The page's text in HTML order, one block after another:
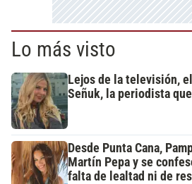
Lo más visto
Lejos de la televisión,
Señuk, la periodista
Desde Punta Cana,
Martín Pepa y se
falta de lealtad ni de